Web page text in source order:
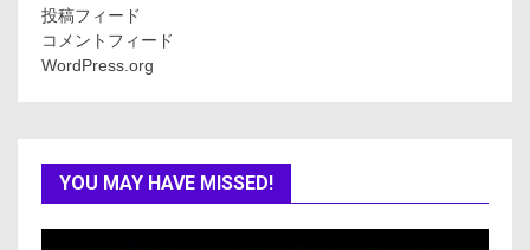
投稿フィード
コメントフィード
WordPress.org
YOU MAY HAVE MISSED!